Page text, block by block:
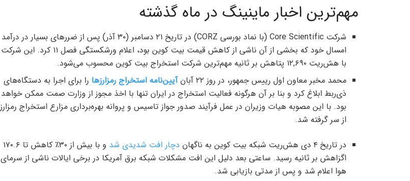
مهم‌ترین اخبار ماینینگ در ماه گذشته
شرکت Core Scientific (با نماد بورسی CORZ) در تاریخ ۲۱ دسامبر (۳۰ آذر) پس از ضررهای بسیار در درآمد
امسال خود که بخشی از آن ناشی از کاهش قیمت بیت کوین بود، اعلام ورشکستگی فصل ۱۱ کرد. این شرکت
با هش‌ریت ۱۲,۶۹۰ پتاهش بر ثانیه مهم‌ترین شرکت استخراج بیت کوین محسوب می‌شود.
محمد مخبر معاون اول رییس جمهور، در روز ۲۲ آبان
آیین‌نامه استخراج رمزارزها را برای اجرا به دستگاه‌های
ذی‌ربط ابلاغ کرد و بنا بر آن هرگونه فعالیت استخراج در ایران تنها با اخذ مجوز از وزارت صمت ممکن خواهد
بود. با این مصوبه هیات وزیران در عمل فرآیند صدور جواز تاسیس و پروانه بهره‌برداری مزارع استخراج رمزارز
از سر گرفته شد.
در تاریخ ۴ دی هش‌ریت شبکه بیت کوین به ناگهان
دچار افت شدیدی شد
و با بیش از ۳۰٪ کاهش تا ۱۷۰.۶
اگزاهش بر ثانیه رسید. ساعتی بعد دلیل این افت مشکلات شبکه برق آمریکا در برخی ایالات ناشی از سرمای
هوا اعلام شد و پس از مدتی بازیابی شد.